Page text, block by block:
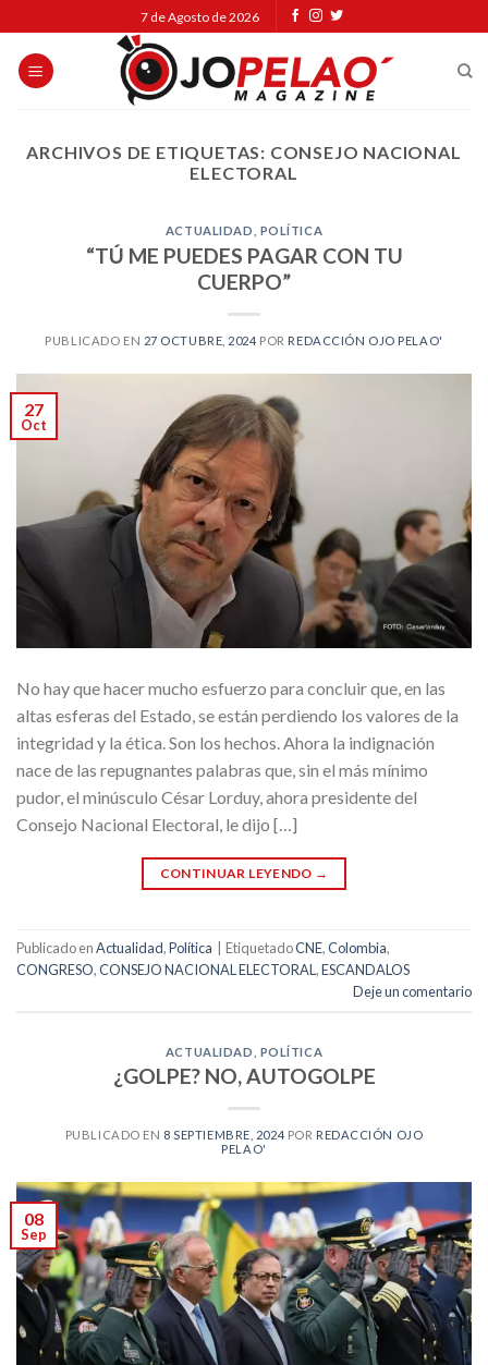
to
content
7 de Agosto de 2026
ARCHIVOS DE ETIQUETAS: CONSEJO NACIONAL
ELECTORAL
ACTUALIDAD POLÍTICA
“TÚ ME PUEDES PAGAR CON TU
CUERPO”
PUBLICADO EN 27 OCTUBRE, 2024 POR REDACCIÓN OJO PELAO'
27
Oct
No hay que hacer mucho esfuerzo para concluir que, en las
altas esferas del Estado, se están perdiendo los valores de la
integridad y la ética. Son los hechos. Ahora la indignación
nace de las repugnantes palabras que, sin el más mínimo
pudor, el minúsculo César Lorduy, ahora presidente del
Consejo Nacional Electoral, le dijo […]
CONTINUAR LEYENDO →
Publicado enActualidad,Política EtiquetadoCNE,Colombia,
CONGRESO,CONSEJO NACIONAL ELECTORAL ,ESCANDALOS
Deje un comentario
ACTUALIDAD POLÍTICA
¿GOLPE? NO, AUTOGOLPE
PUBLICADO EN 8 SEPTIEMBRE, 2024 POR REDACCIÓN OJO
PELAO'
08
Sep